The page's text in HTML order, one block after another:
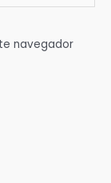
navegador